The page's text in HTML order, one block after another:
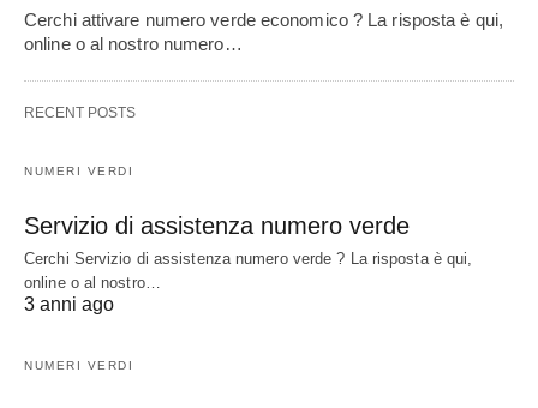
Cerchi attivare numero verde economico ? La risposta è qui,
online o al nostro numero…
RECENT POSTS
NUMERI VERDI
Servizio di assistenza numero verde
Cerchi Servizio di assistenza numero verde ? La risposta è qui,
online o al nostro…
3 anni ago
NUMERI VERDI